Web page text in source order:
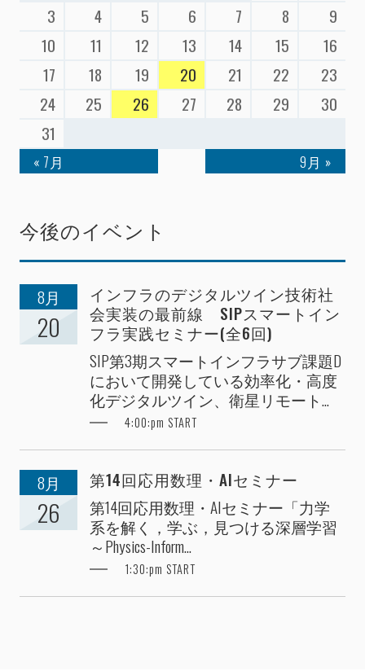
3
4 5 6 7 8
9
10
11 12 13 14 15
16
17
18 19 20 21 22
23
24
25 26 27 28 29
30
31
« 7月 9月 »
今後のイベント
8月
20
インフラのデジタルツイン技術社
会実装の最前線 SIPスマートイン
フラ実践セミナー(全6回)
SIP第3期スマートインフラサブ課題D
において開発している効率化・高度
化デジタルツイン、衛星リモート...
4:00:pm START
8月
26
第14回応用数理・AIセミナー
第14回応用数理・AIセミナー「力学
系を解く，学ぶ，見つける深層学習
～Physics-Inform...
1:30:pm START